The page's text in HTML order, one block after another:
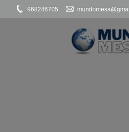
968246705